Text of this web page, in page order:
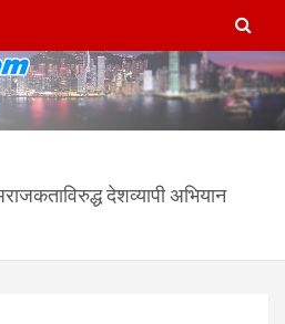
– हङकङबाट
नेपाली अनलाईन
hk nepal com
देशव्यापी अभियान